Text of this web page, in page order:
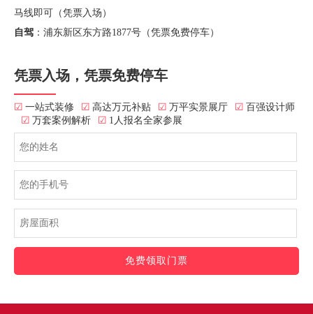
马线即可（凭票入场）
自驾 ：浦东新区东方路1877号（凭票免费停车）
凭票入场，凭票免费停车
☑ 一站式装修 ☑ 高达万元补贴 ☑ 万平实景展厅 ☑ 百强设计师
☑ 万套案例解析 ☑ 1人报名全家参展
免费领取门票